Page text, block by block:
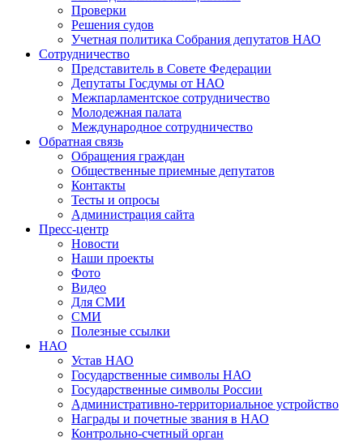
Проверки
Решения судов
Учетная политика Собрания депутатов НАО
Сотрудничество
Представитель в Совете Федерации
Депутаты Госдумы от НАО
Межпарламентское сотрудничество
Молодежная палата
Международное сотрудничество
Обратная cвязь
Обращения граждан
Общественные приемные депутатов
Контакты
Тесты и опросы
Администрация сайта
Пресс-центр
Новости
Наши проекты
Фото
Видео
Для СМИ
СМИ
Полезные ссылки
НАО
Устав НАО
Государственные символы НАО
Государственные символы России
Административно-территориальное устройство
Награды и почетные звания в НАО
Контрольно-счетный орган